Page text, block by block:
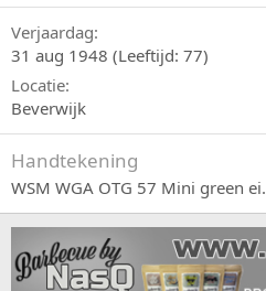
Verjaardag
31 aug 1948 (Leeftijd: 77)
Locatie
Beverwijk
Handtekening
WSM WGA OTG 57 Mini green ei.